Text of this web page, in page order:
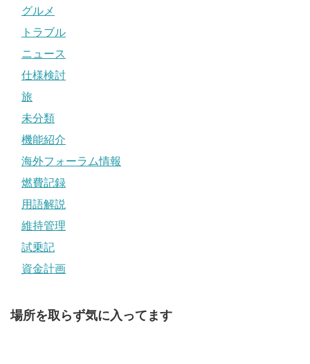
グルメ
トラブル
ニュース
仕様検討
旅
未分類
機能紹介
海外フォーラム情報
燃費記録
用語解説
維持管理
試乗記
資金計画
場所を取らず気に入ってます